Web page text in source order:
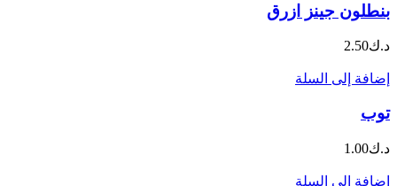
بنطلون جينز ازرق
د.ك2.50
إضافة إلى السلة
توب
د.ك1.00
إضافة إلى السلة